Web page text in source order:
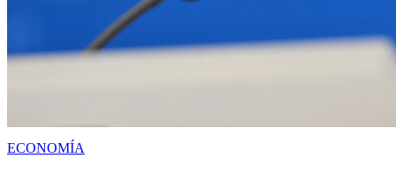
ECONOMÍA